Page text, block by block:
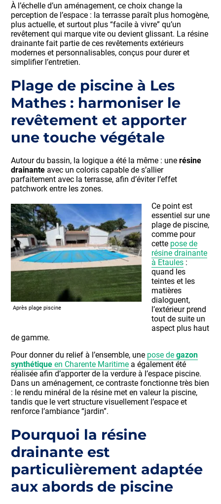
À l’échelle d’un aménagement, ce choix change la
perception de l’espace : la terrasse paraît plus homogène,
plus actuelle, et surtout plus “facile à vivre” qu’un
revêtement qui marque vite ou devient glissant. La résine
drainante fait partie de ces revêtements extérieurs
modernes et personnalisables, conçus pour durer et
simplifier l’entretien.
Plage de piscine à Les
Mathes : harmoniser le
revêtement et apporter
une touche végétale
Autour du bassin, la logique a été la même : unerésine
drainante avec un coloris capable de s’allier
parfaitement avec la terrasse, afin d’éviter l’effet
patchwork entre les zones.
Après plage piscine
Ce point est
essentiel sur une
plage de piscine,
comme pour
cette pose de
résine drainante
à Etaules :
quand les
teintes et les
matières
dialoguent,
l’extérieur prend
tout de suite un
aspect plus haut
de gamme.
Pour donner du relief à l’ensemble, une pose degazon
synthétiqueen Charente Maritime a également été
réalisée afin d’apporter de la verdure à l’espace piscine.
Dans un aménagement, ce contraste fonctionne très bien
: le rendu minéral de la résine met en valeur la piscine,
tandis que le vert structure visuellement l’espace et
renforce l’ambiance “jardin”.
Pourquoi la résine
drainante est
particulièrement adaptée
aux abords de piscine